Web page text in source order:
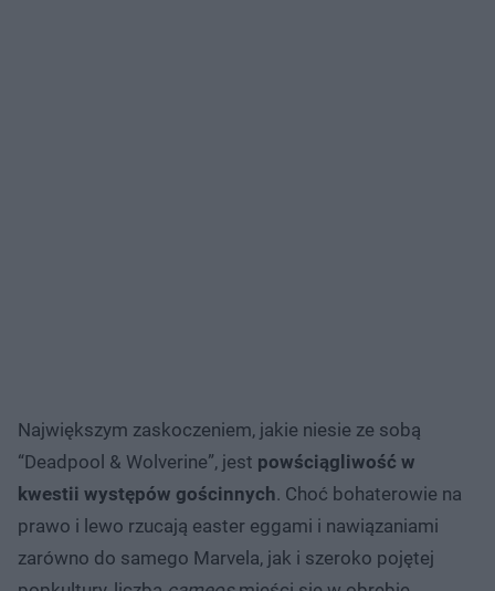
Największym zaskoczeniem, jakie niesie ze sobą
“Deadpool & Wolverine”, jest powściągliwość w
kwestii występów gościnnych. Choć bohaterowie na
prawo i lewo rzucają easter eggami i nawiązaniami
zarówno do samego Marvela, jak i szeroko pojętej